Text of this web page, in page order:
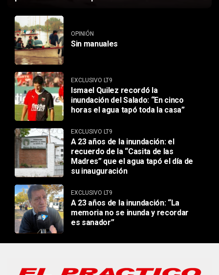
OPINIÓN
Sin manuales
EXCLUSIVO LT9
Ismael Quilez recordó la
inundación del Salado: “En cinco
horas el agua tapó toda la casa”
EXCLUSIVO LT9
A 23 años de la inundación: el
recuerdo de la “Casita de las
Madres” que el agua tapó el día de
su inauguración
EXCLUSIVO LT9
A 23 años de la inundación: “La
memoria no se inunda y recordar
es sanador”